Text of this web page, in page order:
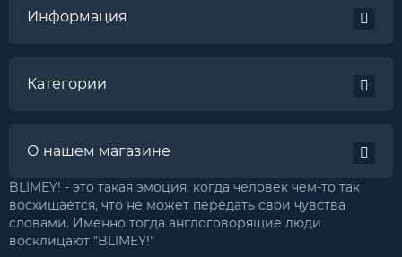
Информация
Категории
О нашем магазине
BLIMEY! - это такая эмоция, когда человек чем-то так
восхищается, что не может передать свои чувства
словами. Именно тогда англоговорящие люди
восклицают "BLIMEY!"